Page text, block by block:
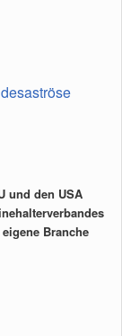
und den USA
Branche